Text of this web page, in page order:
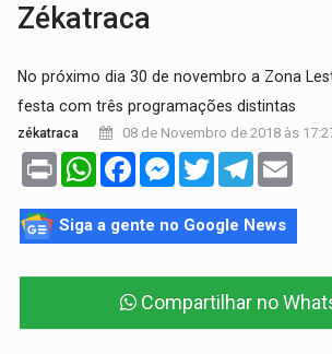
Zékatraca
No próximo dia 30 de novembro a Zona
festa com três programações distintas
zékatraca 08 de Novembro de 2018 às
Print WhatsAppFacebookMessenger
TwitterTelegram
Siga a gente no Google News
Compartilhar no